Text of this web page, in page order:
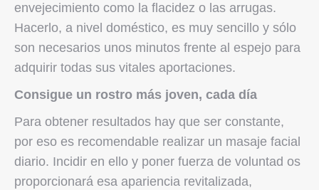
envejecimiento como la flacidez o las arrugas.
Hacerlo, a nivel doméstico, es muy sencillo y sólo
son necesarios unos minutos frente al espejo para
adquirir todas sus vitales aportaciones.
Consigue un rostro más joven, cada día
Para obtener resultados hay que ser constante,
por eso es recomendable realizar un masaje facial
diario. Incidir en ello y poner fuerza de voluntad os
proporcionará esa apariencia revitalizada,